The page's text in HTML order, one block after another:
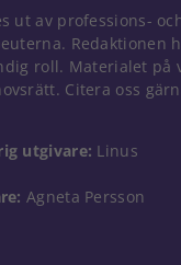
ut av professions-
Redaktionen
roll. Materialet på
Citera oss
utgivare: Linus
Agneta Persson
Nödvändiga
Dessa kakor
går inte att
välja bort. De
behövs för
taget ska